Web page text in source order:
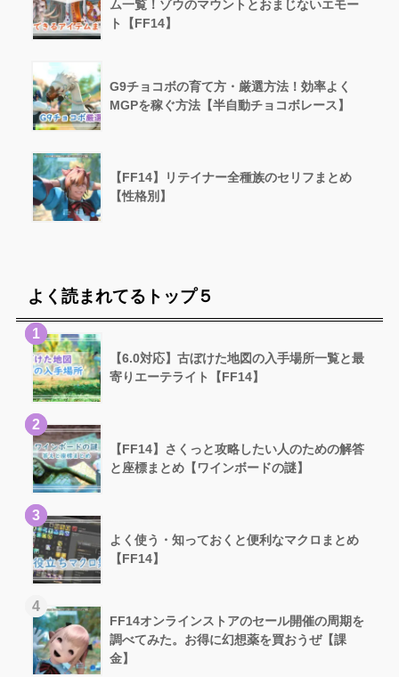
ム一覧！ゾウのマウントとおまじないエモー
ト【FF14】
G9チョコボの育て方・厳選方法！効率よく
MGPを稼ぐ方法【半自動チョコボレース】
【FF14】リテイナー全種族のセリフまとめ
【性格別】
よく読まれてるトップ５
1
【6.0対応】古ぼけた地図の入手場所一覧と最
寄りエーテライト【FF14】
2
【FF14】さくっと攻略したい人のための解答
と座標まとめ【ワインボードの謎】
3
よく使う・知っておくと便利なマクロまとめ
【FF14】
4
FF14オンラインストアのセール開催の周期を
調べてみた。お得に幻想薬を買おうぜ【課
金】